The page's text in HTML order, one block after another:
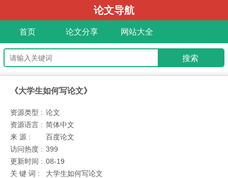
论文导航
首页 论文分享 网站大全
《大学生如何写论文》
资源类型 : 论文
资源语言 : 简体中文
来 源 :
百度论文
访问热度 : 399
更新时间 : 08-19
关 键 词 :
大学生如何写论文